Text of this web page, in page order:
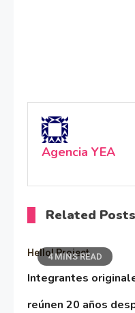
Agencia YEA
Related Posts
4 MINS READ
Hello! Project
Integrantes
reúnen 20 años